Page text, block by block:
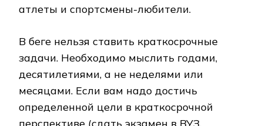
атлеты и спортсмены-любители.
В беге нельзя ставить краткосрочные
задачи. Необходимо мыслить годами,
десятилетиями, а не неделями или
месяцами. Если вам надо достичь
определенной цели в краткосрочной